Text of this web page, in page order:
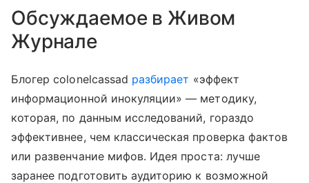
Обсуждаемое в Живом
Журнале
Блогер colonelcassad разбирает «эффект
информационной инокуляции» — методику,
которая, по данным исследований, гораздо
эффективнее, чем классическая проверка фактов
или развенчание мифов. Идея проста: лучше
заранее подготовить аудиторию к возможной